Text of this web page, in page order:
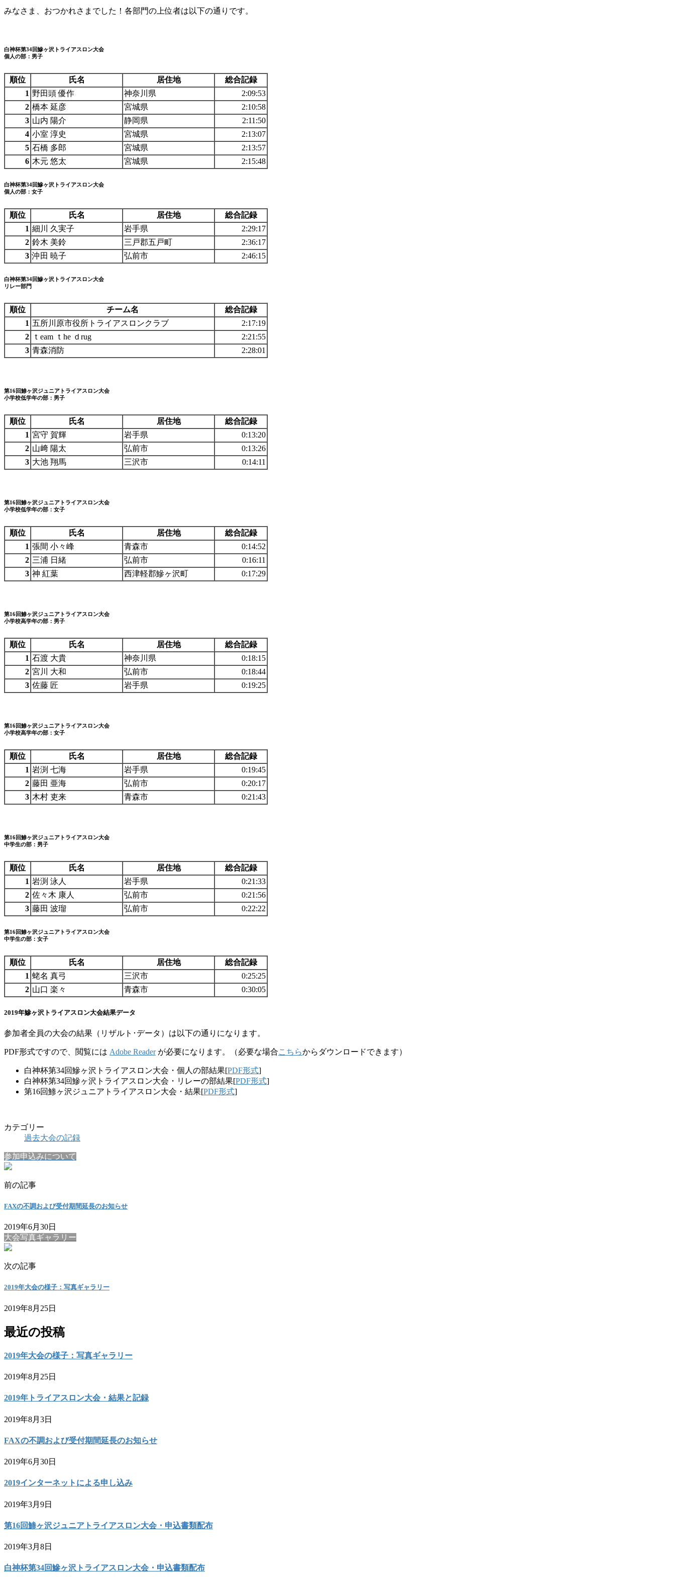
みなさま、おつかれさまでした！各部門の上位者は以下の通りです。
白神杯第34回鰺ヶ沢トライアスロン大会
個人の部：男子
順位 氏名 居住地
総合記録
1 野田頭 優作 神奈川県
2:09:53
2 橋本 延彦 宮城県
2:10:58
3 山内 陽介 静岡県
2:11:50
4 小室 淳史 宮城県
2:13:07
5 石橋 多郎 宮城県
2:13:57
6 木元 悠太 宮城県 2:15:48
白神杯第34回鰺ヶ沢トライアスロン大会
個人の部：女子
順位 氏名 居住地
総合記録
1 細川 久実子 岩手県
2:29:17
2 鈴木 美鈴 三戸郡五戸町
2:36:17
3 沖田 暁子 弘前市 2:46:15
白神杯第34回鰺ヶ沢トライアスロン大会
リレー部門
順位 チーム名
総合記録
1 五所川原市役所トライアスロンクラブ
2:17:19
2
ｔeam ｔhe ｄrug
2:21:55
3 青森消防 2:28:01
第16回鯵ヶ沢ジュニアトライアスロン大会
小学校低学年の部：男子
順位 氏名 居住地
総合記録
1 宮守 賀輝 岩手県
0:13:20
2 山﨑 陽太 弘前市
0:13:26
3 大池 翔馬 三沢市 0:14:11
第16回鯵ヶ沢ジュニアトライアスロン大会
小学校低学年の部：女子
順位 氏名 居住地
総合記録
1 張間 小々峰 青森市
0:14:52
2 三浦 日緒 弘前市
0:16:11
3 神 紅葉 西津軽郡鰺ヶ沢町 0:17:29
第16回鯵ヶ沢ジュニアトライアスロン大会
小学校高学年の部：男子
順位 氏名 居住地
総合記録
1 石渡 大貴 神奈川県
0:18:15
2 宮川 大和 弘前市
0:18:44
3 佐藤 匠 岩手県 0:19:25
第16回鯵ヶ沢ジュニアトライアスロン大会
小学校高学年の部：女子
順位 氏名 居住地
総合記録
1 岩渕 七海 岩手県
0:19:45
2 藤田 亜海 弘前市
0:20:17
3 木村 吏来 青森市 0:21:43
第16回鯵ヶ沢ジュニアトライアスロン大会
中学生の部：男子
順位 氏名 居住地
総合記録
1 岩渕 泳人 岩手県
0:21:33
2 佐々木 康人 弘前市
0:21:56
3 藤田 波瑠 弘前市 0:22:22
第16回鯵ヶ沢ジュニアトライアスロン大会
中学生の部：女子
順位 氏名 居住地
総合記録
1 蛯名 真弓 三沢市
0:25:25
2 山口 楽々 青森市 0:30:05
2019年鰺ヶ沢トライアスロン大会結果データ
参加者全員の大会の結果（リザルト･データ）は以下の通りになります。
PDF形式ですので、閲覧には Adobe Readerが必要になります。（必要な場合こちらからダウンロードできます）
白神杯第34回鰺ヶ沢トライアスロン大会・個人の部結果[PDF形式]
白神杯第34回鰺ヶ沢トライアスロン大会・リレーの部結果[PDF形式]
第16回鯵ヶ沢ジュニアトライアスロン大会・結果[PDF形式]
カテゴリー
過去大会の記録
参加申込みについて
前の記事
FAXの不調および受付期間延長のお知らせ
2019年6月30日
大会写真ギャラリー
次の記事
2019年大会の様子：写真ギャラリー
2019年8月25日
最近の投稿
2019年大会の様子：写真ギャラリー
2019年8月25日
2019年トライアスロン大会・結果と記録
2019年8月3日
FAXの不調および受付期間延長のお知らせ
2019年6月30日
2019インターネットによる申し込み
2019年3月9日
第16回鯵ヶ沢ジュニアトライアスロン大会・申込書類配布
2019年3月8日
白神杯第34回鰺ヶ沢トライアスロン大会・申込書類配布